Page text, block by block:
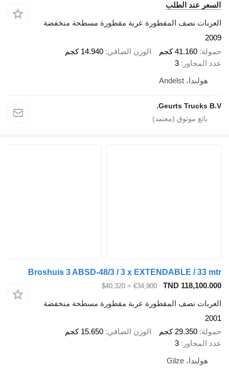
السعر عند الطلب
العربات نصف المقطورة عربة مقطورة مسطحة منخفضة
2009
حمولة 41.160 كجم الوزن الصافي 14.940 كجم
عدد المحاور
3
هولندا، Andelst
Geurts Trucks B.V.
Broshuis 3 ABSD-48/3 / 3 x EXTENDABLE / 33 mtr
TND 118,100.000
€34,900
≈ $40,320
العربات نصف المقطورة عربة مقطورة مسطحة منخفضة
2001
حمولة 29.350 كجم الوزن الصافي 15.650 كجم
عدد المحاور
3
هولندا، Gilze